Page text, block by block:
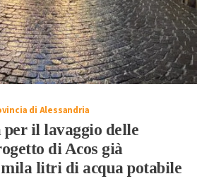
di Alessandria
il lavaggio delle
di Acos già
litri di acqua potabile